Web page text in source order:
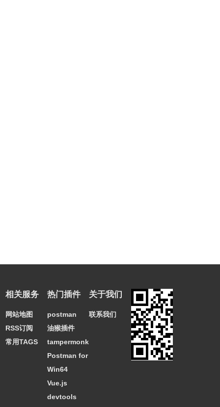
相关服务
网站地图
RSS订阅
常用TAGS
热门插件
postman
油猴插件
tampermonkey
Postman for
Win64
Vue.js
devtools
关于我们
联系我们